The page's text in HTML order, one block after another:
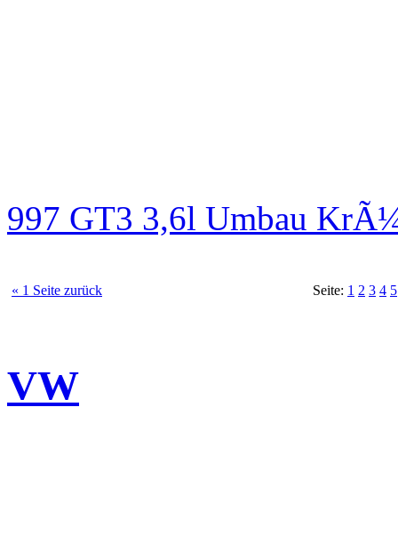
997 GT3 3,6l Umbau
« 1 Seite zurück Seite: 1 2 3 4 5
VW